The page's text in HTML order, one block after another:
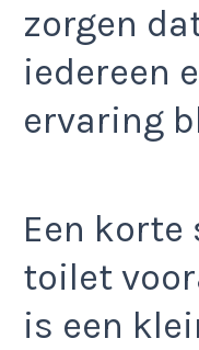
zorgen
iedereen
ervaring
Een
toilet
is een